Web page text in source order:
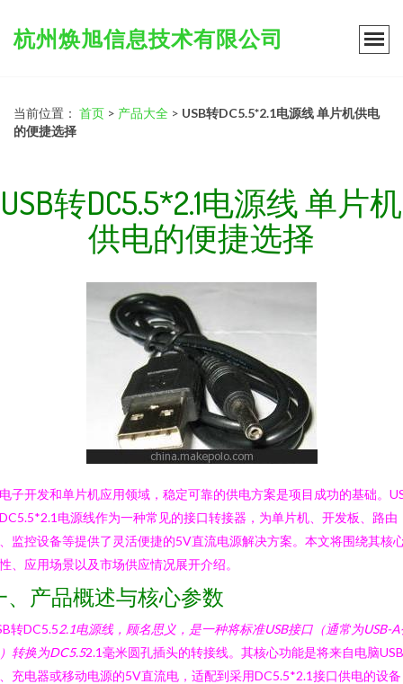
杭州焕旭信息技术有限公司
当前位置： 首页 > 产品大全 > USB转DC5.5*2.1电源线 单片机供电
的便捷选择
USB转DC5.5*2.1电源线 单片机
供电的便捷选择
子开发和单片机应用领域，稳定可靠的供电方案是项目成功的基础。
电源线作为一种常见的接口转接器，为单片机、开发板、路由
监控设备等提供了灵活便捷的5V直流电源解决方案。本文将围绕其核
、应用场景以及市场供应情况展开介绍。
、产品概述与核心参数
转DC5.52.1电源线，顾名思义，是一种将标准USB接口（通常为USB-A
转换为DC5.52.1毫米圆孔插头的转接线。其核心功能是将来自电脑
充电器或移动电源的5V直流电，适配到采用DC5.5*2.1接口供电的设备